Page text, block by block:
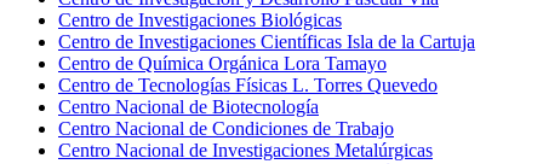
Centro de Investigaciones Biológicas
Centro de Investigaciones Científicas Isla de la Cartuja
Centro de Química Orgánica Lora Tamayo
Centro de Tecnologías Físicas L. Torres Quevedo
Centro Nacional de Biotecnología
Centro Nacional de Condiciones de Trabajo
Centro Nacional de Investigaciones Metalúrgicas